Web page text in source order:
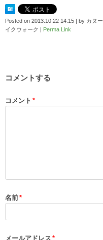
Posted on 2013.10.22 14:15 | by カヌ
イクウォーク | Perma Link
コメントする
コメント *
名前*
メールアドレス *